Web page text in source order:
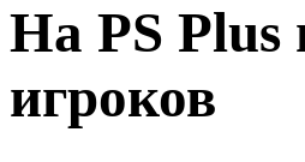
На PS Plus
игроков